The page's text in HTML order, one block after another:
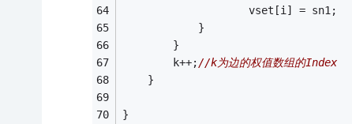
					vset[i] = sn1;
			}
		}
		k++;
//k为边的权值数组的Index
}